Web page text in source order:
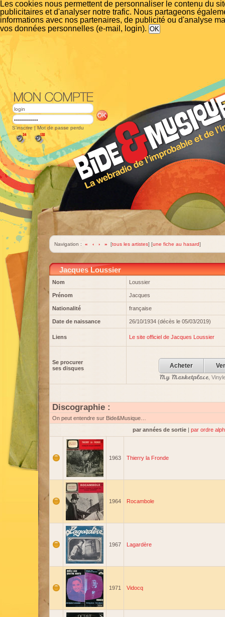
Les cookies nous permettent de personnaliser le contenu du
publicitaires et d'analyser notre trafic. Nous partageons
informations avec nos partenaires, de publicité ou d'analyse
vos données personnelles (e-mail, login).
S'inscrire | Mot de passe perdu
Navigation : « ‹ › » [tous les artistes] [une fiche au hasard]
Jacques Loussier
Nom Loussier
Prénom Jacques
Nationalité française
Date de naissance 26/10/1934 (décès le 05/03/2019)
Liens Le site officiel de Jacques Loussier
Se procurer
ses disques
Acheter
My Marketplace,
Discographie :
On peut entendre sur Bide&Musique…
par années de sortie | par ordre
1963 Thierry la Fronde
1964 Rocambole
1967 Lagardère
1971 Vidocq